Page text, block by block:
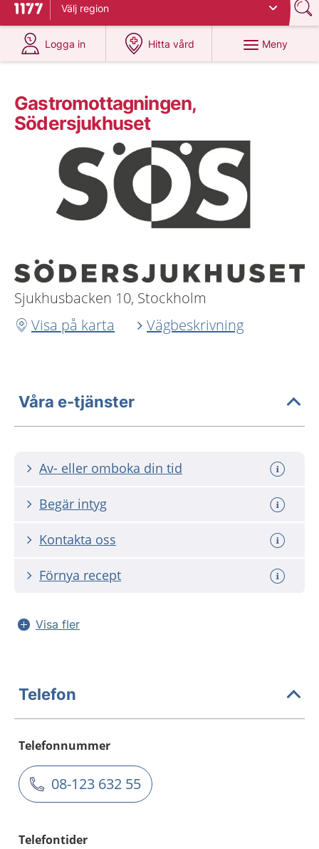
Till startsidan för 1177
Välj region
Logga in
på 1177.se
Hitta vård
på 1177.se
Meny
Gastromottagningen,
Södersjukhuset
Sjukhusbacken 10, Stockholm
Visa på karta
Vägbeskrivning
Våra e-tjänster
Av- eller omboka din tid
Begär intyg
Kontakta oss
Förnya recept
Visa fler
Telefon
Telefonnummer
08-123 632 55
Telefontider